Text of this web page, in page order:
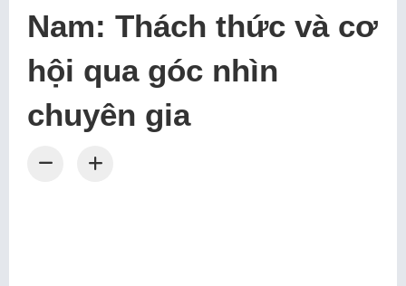
Nam: Thách thức và cơ
hội qua góc nhìn
chuyên gia